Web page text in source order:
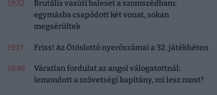
19:32
Brutális vasúti baleset a szomszédbam:
egymásba csapódott két vonat, sokan
megsérültek
19:17 Friss! Az Ötöslottó nyerőszámai a 32. játékhéten
18:46
Váratlan fordulat az angol válogatottnál:
lemondott a szövetségi kapitány, mi lesz most?